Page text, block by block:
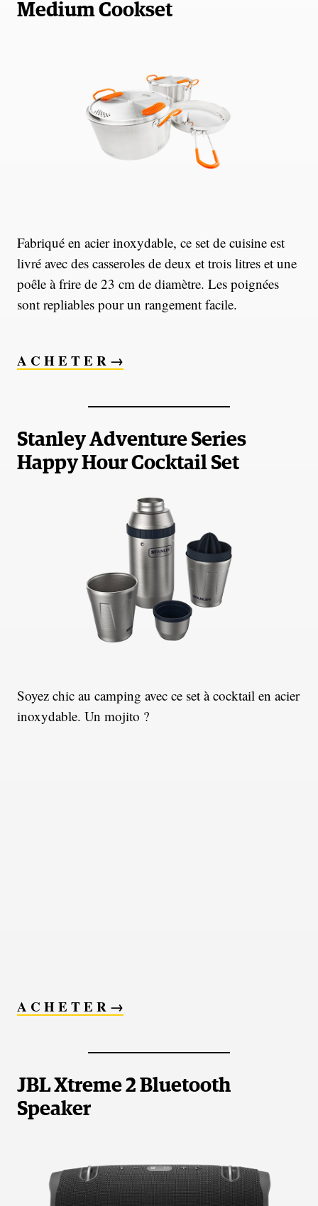
Medium Cookset
Fabriqué en acier inoxydable, ce set de cuisine est
livré avec des casseroles de deux et trois litres et une
poêle à frire de 23 cm de diamètre. Les poignées
sont repliables pour un rangement facile.
A C H E T E R →
Stanley Adventure Series
Happy Hour Cocktail Set
Soyez chic au camping avec ce set à cocktail en acier
inoxydable. Un mojito ?
A C H E T E R →
JBL Xtreme 2 Bluetooth
Speaker